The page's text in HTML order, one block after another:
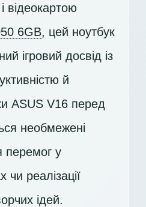
і відеокартою
6GB, цей ноутбук
ігровий досвід із
й
ASUS V16 перед
необмежені
перемог у
чи реалізації
ідей.